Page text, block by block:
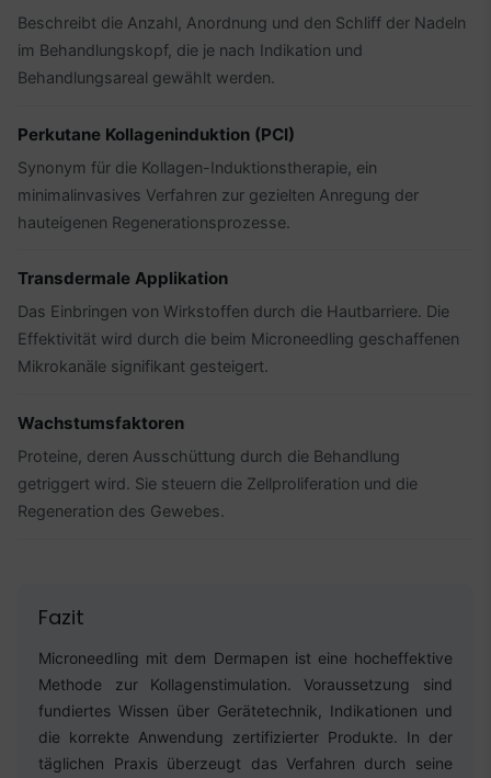
Beschreibt die Anzahl, Anordnung und den Schliff der Nadeln
im Behandlungskopf, die je nach Indikation und
Behandlungsareal gewählt werden.
Perkutane Kollageninduktion (PCI)
Synonym für die Kollagen-Induktionstherapie, ein
minimalinvasives Verfahren zur gezielten Anregung der
hauteigenen Regenerationsprozesse.
Transdermale Applikation
Das Einbringen von Wirkstoffen durch die Hautbarriere. Die
Effektivität wird durch die beim Microneedling geschaffenen
Mikrokanäle signifikant gesteigert.
Wachstumsfaktoren
Proteine, deren Ausschüttung durch die Behandlung
getriggert wird. Sie steuern die Zellproliferation und die
Regeneration des Gewebes.
Fazit
Microneedling mit dem Dermapen ist eine hocheffektive
Methode zur Kollagenstimulation. Voraussetzung sind
fundiertes Wissen über Gerätetechnik, Indikationen und
die korrekte Anwendung zertifizierter Produkte. In der
täglichen Praxis überzeugt das Verfahren durch seine